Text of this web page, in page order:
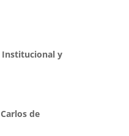
Institucional y
de